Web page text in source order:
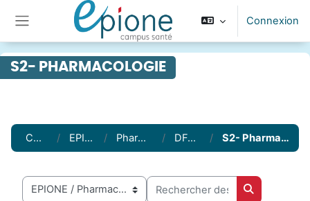
Passer au contenu principal
Panneau latéral
Connexion
S2- PHARMACOLOGIE
Cours EPIONE Pharmacie DFASP1 S2- Pharmacologie
Catégories de cours
Rechercher des cours